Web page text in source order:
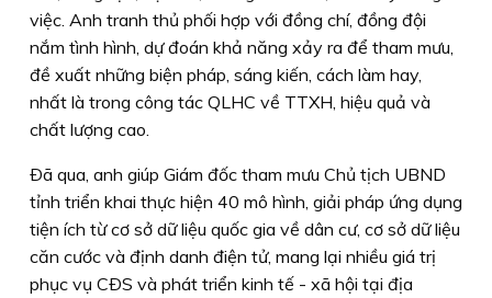
việc. Anh tranh thủ phối hợp với đồng chí, đồng đội
nắm tình hình, dự đoán khả năng xảy ra để tham mưu,
đề xuất những biện pháp, sáng kiến, cách làm hay,
nhất là trong công tác QLHC về TTXH, hiệu quả và
chất lượng cao.
Ðã qua, anh giúp Giám đốc tham mưu Chủ tịch UBND
tỉnh triển khai thực hiện 40 mô hình, giải pháp ứng dụng
tiện ích từ cơ sở dữ liệu quốc gia về dân cư, cơ sở dữ liệu
căn cước và định danh điện tử, mang lại nhiều giá trị
phục vụ CÐS và phát triển kinh tế - xã hội tại địa